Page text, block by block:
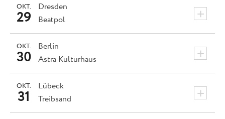
Dresden +
OKT.
29 Beatpol
Berlin +
OKT.
30 Astra Kulturhaus
Lübeck +
OKT.
31 Treibsand